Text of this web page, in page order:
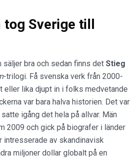
tog Sverige till
bra och sedan finns det Stieg
-trilogi. Få svenska verk från 2000-
eller lika djupt in i folks medvetande
var bara halva historien. Det var
igång det hela på allvar. Män
2009 och gick på biografer i länder
av skandinavisk
miljoner dollar globalt på en